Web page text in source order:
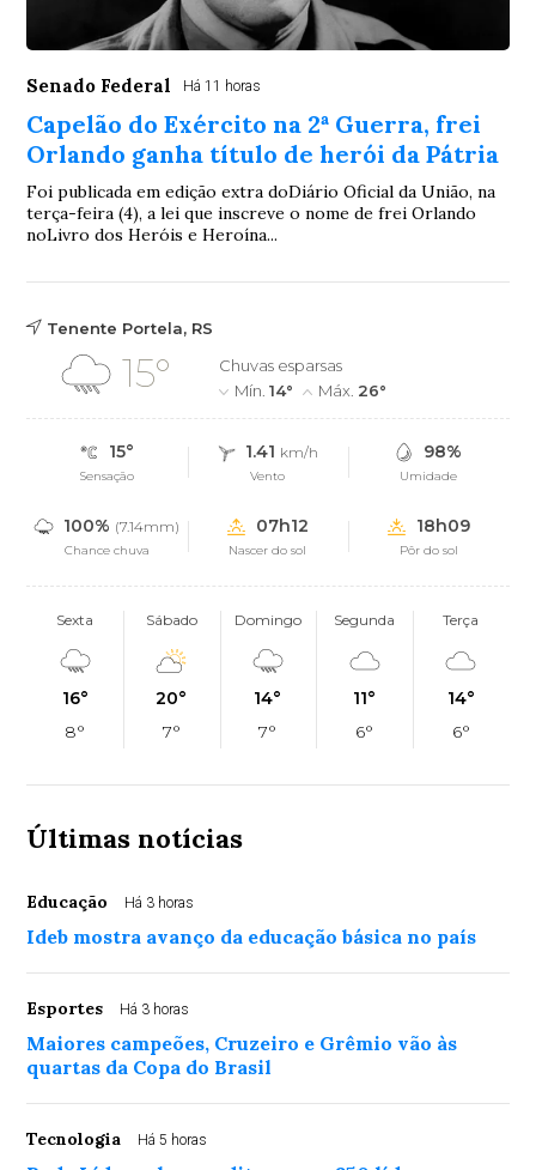
Senado Federal Há 11 horas
Capelão do Exército na 2ª Guerra, frei
Orlando ganha título de herói da Pátria
Foi publicada em edição extra doDiário Oficial da União, na
terça-feira (4), a lei que inscreve o nome de frei Orlando
noLivro dos Heróis e Heroína...
Tenente Portela, RS
15°
Chuvas esparsas
Mín.14° Máx. 26°
15°
Sensação
1.41 km/h
Vento
98%
Umidade
100% (7.14mm)
Chance chuva
07h12
Nascer do sol
18h09
Pôr do sol
Sexta
16°
8°
Sábado
20°
7°
Domingo
14°
7°
Segunda
11°
6°
Terça
14°
6°
Últimas notícias
Educação Há 3 horas
Ideb mostra avanço da educação básica no país
Esportes Há 3 horas
Maiores campeões, Cruzeiro e Grêmio vão às
quartas da Copa do Brasil
Tecnologia Há 5 horas